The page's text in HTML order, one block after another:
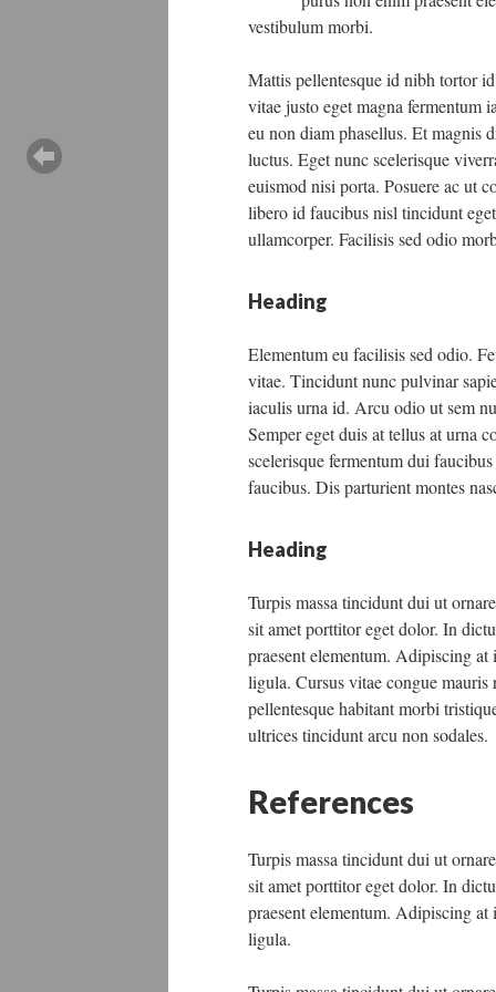
vestibulum morbi.
Mattis pellentesque id nibh tortor
vitae justo eget magna fermentum
eu non diam phasellus. Et magnis
luctus. Eget nunc scelerisque
euismod nisi porta. Posuere ac ut
libero id faucibus nisl tincidunt
ullamcorper. Facilisis sed odio
Heading
Elementum eu facilisis sed odio.
vitae. Tincidunt nunc pulvinar
iaculis urna id. Arcu odio ut sem
Semper eget duis at tellus at urna
scelerisque fermentum dui
faucibus. Dis parturient montes
Heading
Turpis massa tincidunt dui ut
sit amet porttitor eget dolor. In
praesent elementum. Adipiscing
ligula. Cursus vitae congue mauris
pellentesque habitant morbi
ultrices tincidunt arcu non sodales.
References
Turpis massa tincidunt dui ut
sit amet porttitor eget dolor. In
praesent elementum. Adipiscing
ligula.